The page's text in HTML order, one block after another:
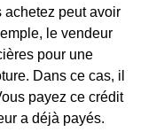
achetez peut avoir
le vendeur
pour une
Dans ce cas, il
payez ce crédit
a déjà payés.